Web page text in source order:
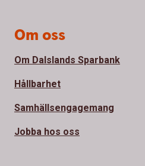
Om oss
Om Dalslands Sparbank
Hållbarhet
Samhällsengagemang
Jobba hos oss